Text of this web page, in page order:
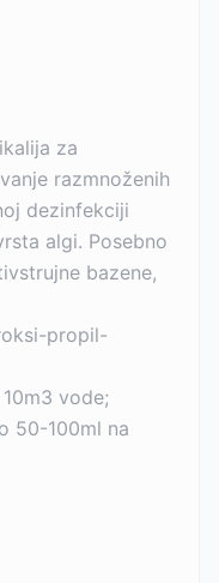
za
razmnoženih
dezinfekciji
algi. Posebno
bazene,
propil-
vode;
50-100ml na